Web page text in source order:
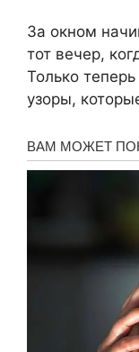
За окном
тот вечер,
Только
узоры,